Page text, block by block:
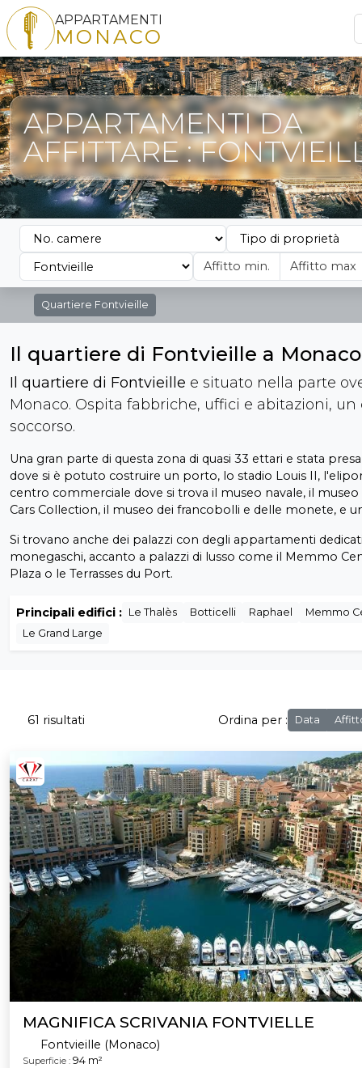
APPARTAMENTI
MONACO
APPARTAMENTI DA
AFFITTARE :
Quartiere Fontvieille
Il quartiere di Fontvieille a Monaco
Il quartiere di Fontvieille e situato nella parte
Monaco. Ospita fabbriche, uffici e abitazioni,
soccorso.
Una gran parte di questa zona di quasi 33 ettari e stata
dove si è potuto costruire un porto, lo stadio Louis II,
centro commerciale dove si trova il museo navale, il
Cars Collection, il museo dei francobolli e delle monete, e
Si trovano anche dei palazzi con degli appartamenti
monegaschi, accanto a palazzi di lusso come il Memmo
Plaza o le Terrasses du Port.
Principali edifici : Le Thalès Botticelli Raphael
Memmo
Le Grand Large
61 risultati Ordina per : Data
MAGNIFICA SCRIVANIA FONTVIELLE
Fontvieille (Monaco)
Superficie : 94 m²